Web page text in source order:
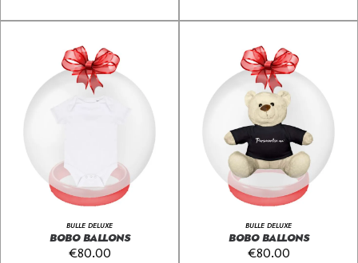
BULLE DELUXE
BOBO BALLONS
€80.00
BULLE DELUXE
BOBO BALLONS
€80.00